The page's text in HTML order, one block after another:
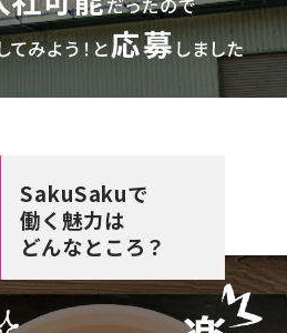
SakuSakuで
働く魅力は
どんなところ？